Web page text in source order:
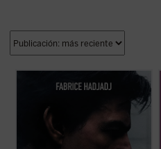
cine. Cuando un actor se convierte en
inevitablemente refleja algo de su época.
Por eso, al hablar de Tom, hablamos
filosofía, teología y ...
(ver ficha)